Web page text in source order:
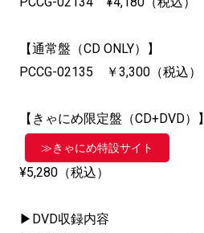
【通常盤（CD ONLY）】
PCCG-02135 ￥3,300（税込）
【きゃにめ限定盤（CD+DVD）】
≫きゃにめ特設サイト
¥5,280（税込）
▶DVD収録内容